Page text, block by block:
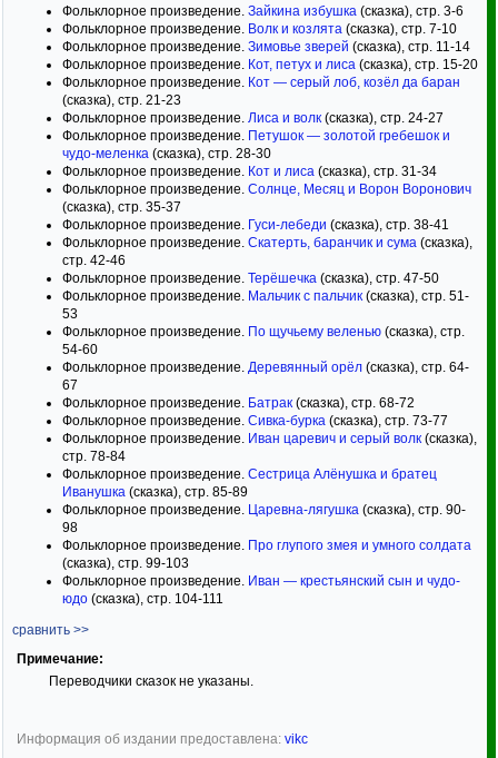
Фольклорное произведение. Зайкина избушка (сказка), стр. 3-6
Фольклорное произведение. Волк и козлята (сказка), стр. 7-10
Фольклорное произведение. Зимовье зверей (сказка), стр. 11-14
Фольклорное произведение. Кот, петух и лиса (сказка), стр. 15-20
Фольклорное произведение. Кот — серый лоб, козёл да баран
(сказка), стр. 21-23
Фольклорное произведение. Лиса и волк (сказка), стр. 24-27
Фольклорное произведение. Петушок — золотой гребешок и
чудо-меленка (сказка), стр. 28-30
Фольклорное произведение. Кот и лиса (сказка), стр. 31-34
Фольклорное произведение. Солнце, Месяц и Ворон Воронович
(сказка), стр. 35-37
Фольклорное произведение. Гуси-лебеди (сказка), стр. 38-41
Фольклорное произведение. Скатерть, баранчик и сума (сказка),
стр. 42-46
Фольклорное произведение. Терёшечка (сказка), стр. 47-50
Фольклорное произведение. Мальчик с пальчик (сказка), стр. 51-
53
Фольклорное произведение. По щучьему веленью (сказка), стр.
54-60
Фольклорное произведение. Деревянный орёл (сказка), стр. 64-
67
Фольклорное произведение. Батрак (сказка), стр. 68-72
Фольклорное произведение. Сивка-бурка (сказка), стр. 73-77
Фольклорное произведение. Иван царевич и серый волк (сказка),
стр. 78-84
Фольклорное произведение. Сестрица Алёнушка и братец
Иванушка (сказка), стр. 85-89
Фольклорное произведение. Царевна-лягушка (сказка), стр. 90-
98
Фольклорное произведение. Про глупого змея и умного солдата
(сказка), стр. 99-103
Фольклорное произведение. Иван — крестьянский сын и чудо-
юдо (сказка), стр. 104-111
сравнить >>
Примечание:
Переводчики сказок не указаны.
Информация об издании предоставлена: vikc